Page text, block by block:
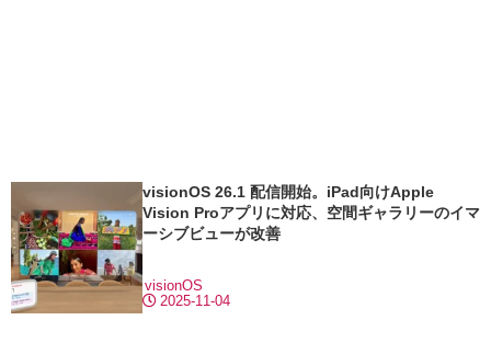
visionOS 26.1 配信開始。iPad向けApple
Vision Proアプリに対応、空間ギャラリーのイマ
ーシブビューが改善
2025-11-04
visionOS